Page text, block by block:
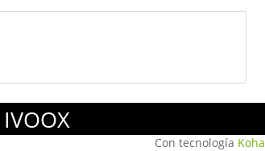
IVOOX
Con tecnología Koha